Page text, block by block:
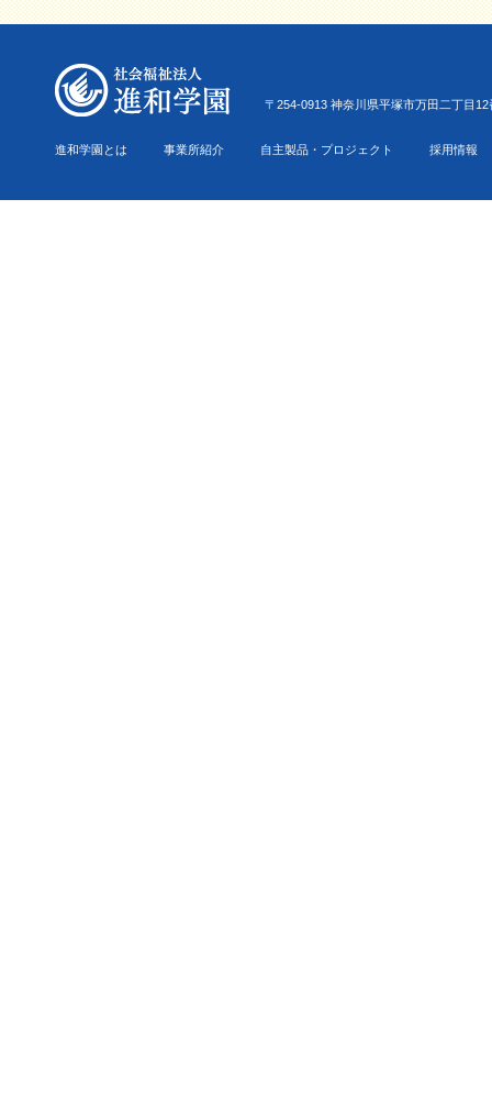
〒254-0913 神奈川県平塚市万田二丁目12
進和学園とは 事業所紹介 自主製品・プロジェクト 採用情報